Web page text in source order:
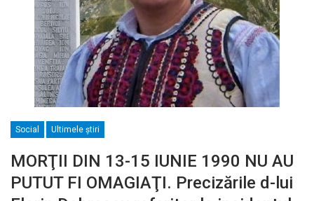
Social Ultimele ştiri
MORŢII DIN 13-15 IUNIE 1990 NU AU
PUTUT FI OMAGIAŢI. Precizările d-lui